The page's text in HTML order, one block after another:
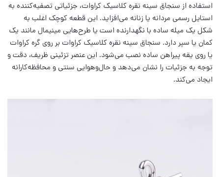
استفاده از سنجاق سینه نقره کلاسیک کراوات، جزئیاتی تصفیه‌کننده به
استایل رسمی مردانه یا زنانه می‌افزاید. این قطعه کوچک اغلب به
شکل یک میله ساده با نگهدارنده است یا طرح‌هایی مینیمال مانند یک
کمان یا سپر دارد. سنجاق سینه نقره کلاسیک کراوات بر روی گره کراوات
یا روی یقه پیراهن ساده نصب می‌شود. این عنصر تزئینی ظریف، دقت و
توجه به جزئیات را نشان می‌دهد و حال‌وهوایی سنتی و محافظه‌کارانه
ایجاد می‌کند.